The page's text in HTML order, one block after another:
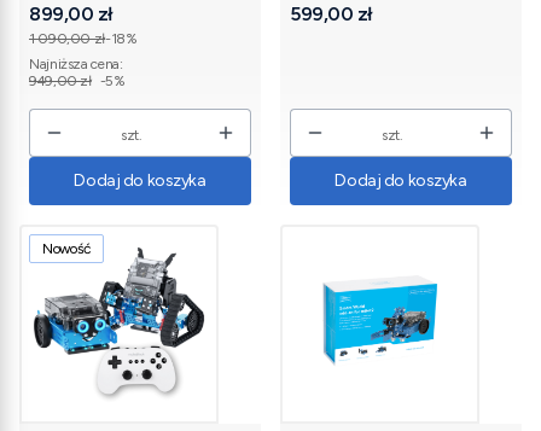
Cena promocyjna
899,00 zł
1 090,00 zł-18%
Najniższa cena:
949,00 zł -5%
szt.
Dodaj do koszyka
Cena
599,00 zł
szt.
Dodaj do koszyka
Nowość